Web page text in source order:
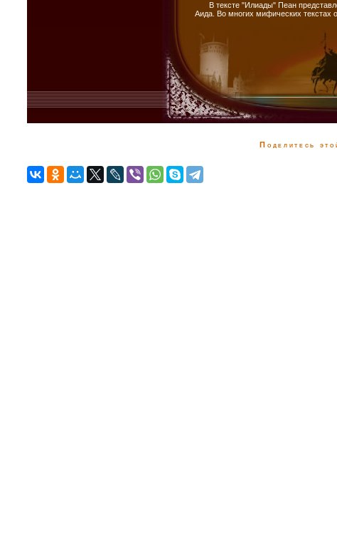
В тексте "Илиады" Пеан
Аида. Во многих мифических текстах
Поделитесь